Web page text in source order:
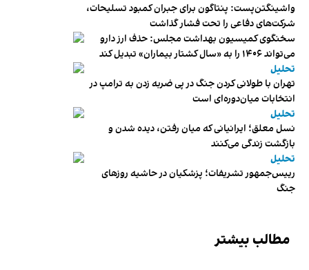
واشینگتن‌پست: پنتاگون برای جبران کمبود تسلیحات،
شرکت‌های دفاعی را تحت فشار گذاشت
سخنگوی کمیسیون بهداشت مجلس: حذف ارز دارو
می‌تواند ۱۴۰۶ را به «سال کشتار بیماران» تبدیل کند
تحلیل
تهران با طولانی کردن جنگ در پی ضربه زدن به ترامپ در
انتخابات میان‌دوره‌ای است
تحلیل
نسل معلق؛ ایرانیانی که میان رفتن، دیده شدن و
بازگشت زندگی می‌کنند
تحلیل
رییس‌جمهور تشریفات؛ پزشکیان در حاشیه روزهای
جنگ
مطالب بیشتر